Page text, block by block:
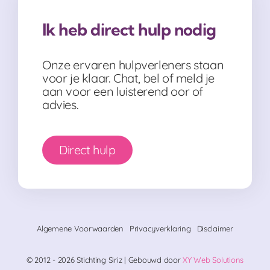
Ik heb direct hulp nodig
Onze ervaren hulpverleners staan
voor je klaar. Chat, bel of meld je
aan voor een luisterend oor of
advies.
Direct hulp
Algemene Voorwaarden Privacyverklaring Disclaimer
© 2012 - 2026 Stichting Siriz | Gebouwd doorXY Web Solutions